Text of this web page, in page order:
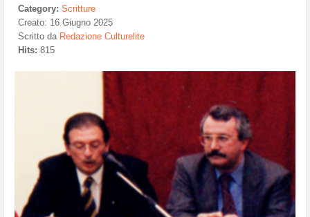
Category: Scritture
Creato: 16 Giugno 2025
Scritto da Redazione Culturelite
Hits: 815